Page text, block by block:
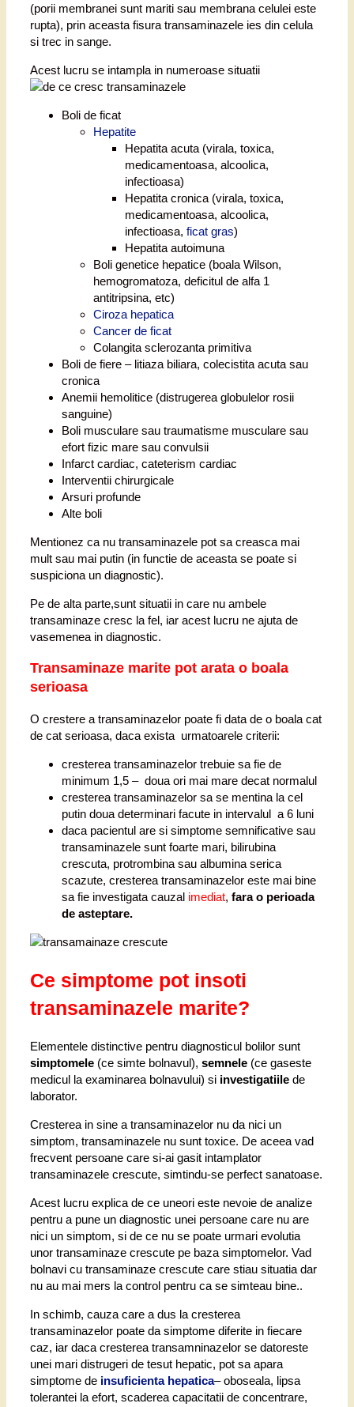
(porii membranei sunt mariti sau membrana celulei este
rupta), prin aceasta fisura transaminazele ies din celula
si trec in sange.
Acest lucru se intampla in numeroase situatii
Boli de ficat
Hepatite
Hepatita acuta (virala, toxica,
medicamentoasa, alcoolica,
infectioasa)
Hepatita cronica (virala, toxica,
medicamentoasa, alcoolica,
infectioasa, ficat gras)
Hepatita autoimuna
Boli genetice hepatice (boala Wilson,
hemogromatoza, deficitul de alfa 1
antitripsina, etc)
Ciroza hepatica
Cancer de ficat
Colangita sclerozanta primitiva
Boli de fiere – litiaza biliara, colecistita acuta sau
cronica
Anemii hemolitice (distrugerea globulelor rosii
sanguine)
Boli musculare sau traumatisme musculare sau
efort fizic mare sau convulsii
Infarct cardiac, cateterism cardiac
Interventii chirurgicale
Arsuri profunde
Alte boli
Mentionez ca nu transaminazele pot sa creasca mai
mult sau mai putin (in functie de aceasta se poate si
suspiciona un diagnostic).
Pe de alta parte,sunt situatii in care nu ambele
transaminaze cresc la fel, iar acest lucru ne ajuta de
vasemenea in diagnostic.
Transaminaze marite pot arata o boala
serioasa
O crestere a transaminazelor poate fi data de o boala cat
de cat serioasa, daca exista urmatoarele criterii:
cresterea transaminazelor trebuie sa fie de
minimum 1,5 – doua ori mai mare decat normalul
cresterea transaminazelor sa se mentina la cel
putin doua determinari facute in intervalul a 6 luni
daca pacientul are si simptome semnificative sau
transaminazele sunt foarte mari, bilirubina
crescuta, protrombina sau albumina serica
scazute, cresterea transaminazelor este mai bine
sa fie investigata cauzal imediat, fara o perioada
de asteptare.
Ce simptome pot insoti
transaminazele marite?
Elementele distinctive pentru diagnosticul bolilor sunt
simptomele (ce simte bolnavul), semnele (ce gaseste
medicul la examinarea bolnavului) si investigatiile de
laborator.
Cresterea in sine a transaminazelor nu da nici un
simptom, transaminazele nu sunt toxice. De aceea vad
frecvent persoane care si-ai gasit intamplator
transaminazele crescute, simtindu-se perfect sanatoase.
Acest lucru explica de ce uneori este nevoie de analize
pentru a pune un diagnostic unei persoane care nu are
nici un simptom, si de ce nu se poate urmari evolutia
unor transaminaze crescute pe baza simptomelor. Vad
bolnavi cu transaminaze crescute care stiau situatia dar
nu au mai mers la control pentru ca se simteau bine..
In schimb, cauza care a dus la cresterea
transaminazelor poate da simptome diferite in fiecare
caz, iar daca cresterea transamninazelor se datoreste
unei mari distrugeri de tesut hepatic, pot sa apara
simptome de insuficienta hepatica– oboseala, lipsa
tolerantei la efort, scaderea capacitatii de concentrare,